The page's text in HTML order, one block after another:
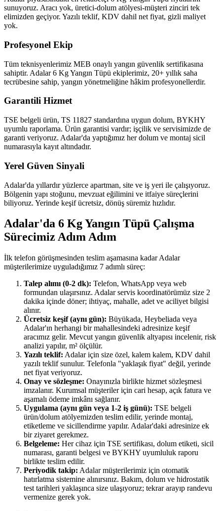
sunuyoruz. Aracı yok, üretici-dolum atölyesi-müşteri zinciri tek
elimizden geçiyor. Yazılı teklif, KDV dahil net fiyat, gizli maliyet
yok.
Profesyonel Ekip
Tüm teknisyenlerimiz MEB onaylı yangın güvenlik sertifikasına
sahiptir. Adalar 6 Kg Yangın Tüpü ekiplerimiz, 20+ yıllık saha
tecrübesine sahip, yangın yönetmeliğine hâkim profesyonellerdir.
Garantili Hizmet
TSE belgeli ürün, TS 11827 standardına uygun dolum, BYKHY
uyumlu raporlama. Ürün garantisi vardır; işçilik ve servisimizde de
garanti veriyoruz. Adalar'da yaptığımız her dolum ve montaj sicil
numarasıyla kayıt altındadır.
Yerel Güven Sinyali
Adalar'da yıllardır yüzlerce apartman, site ve iş yeri ile çalışıyoruz.
Bölgenin yapı stoğunu, mevzuat eğilimini ve itfaiye süreçlerini
biliyoruz. Yerinde keşif ücretsiz, dönüş süremiz hızlıdır.
Adalar'da 6 Kg Yangın Tüpü Çalışma
Sürecimiz Adım Adım
İlk telefon görüşmesinden teslim aşamasına kadar Adalar
müşterilerimize uyguladığımız 7 adımlı süreç:
Talep alımı (0-2 dk): Telefon, WhatsApp veya web
formundan ulaşırsınız. Adalar servis koordinatörümüz size 2
dakika içinde döner; ihtiyaç, mahalle, adet ve aciliyet bilgisi
alınır.
Ücretsiz keşif (aynı gün): Büyükada, Heybeliada veya
Adalar'ın herhangi bir mahallesindeki adresinize keşif
aracımız gelir. Mevcut yangın güvenlik altyapısı incelenir, risk
analizi yapılır, m² ölçülür.
Yazılı teklif: Adalar için size özel, kalem kalem, KDV dahil
yazılı teklif sunulur. Telefonla "yaklaşık fiyat" değil, yerinde
net fiyat veriyoruz.
Onay ve sözleşme: Onayınızla birlikte hizmet sözleşmesi
imzalanır. Kurumsal müşteriler için cari hesap, açık fatura ve
aşamalı ödeme imkânı sağlanır.
Uygulama (aynı gün veya 1-2 iş günü): TSE belgeli
ürün/dolum atölyemizden teslim edilir, yerinde montaj,
etiketleme ve sicillendirme yapılır. Adalar'daki adresinize ek
bir ziyaret gerekmez.
Belgeleme: Her cihaz için TSE sertifikası, dolum etiketi, sicil
numarası, garanti belgesi ve BYKHY uyumluluk raporu
birlikte teslim edilir.
Periyodik takip: Adalar müşterilerimiz için otomatik
hatırlatma sistemine alınırsınız. Bakım, dolum ve hidrostatik
test tarihleri yaklaşınca size ulaşıyoruz; tekrar arayıp randevu
vermenize gerek yok.